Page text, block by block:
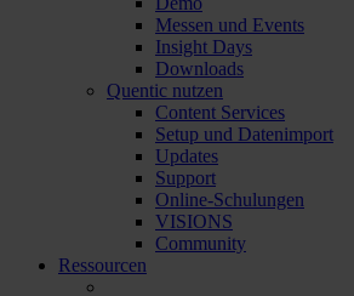
Messen und Events
Insight Days
Downloads
Quentic nutzen
Content Services
Setup und Datenimport
Updates
Support
Online-Schulungen
VISIONS
Community
Ressourcen